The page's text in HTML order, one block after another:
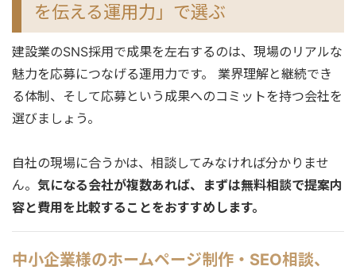
を伝える運用力」で選ぶ
建設業のSNS採用で成果を左右するのは、現場のリアルな
魅力を応募につなげる運用力です。 業界理解と継続でき
る体制、そして応募という成果へのコミットを持つ会社を
選びましょう。
自社の現場に合うかは、相談してみなければ分かりませ
ん。 気になる会社が複数あれば、まずは無料相談で提案内
容と費用を比較することをおすすめします。
中小企業様のホームページ制作・SEO相談、